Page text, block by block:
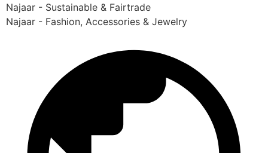
Najaar - Sustainable & Fairtrade
Najaar - Fashion, Accessories & Jewelry